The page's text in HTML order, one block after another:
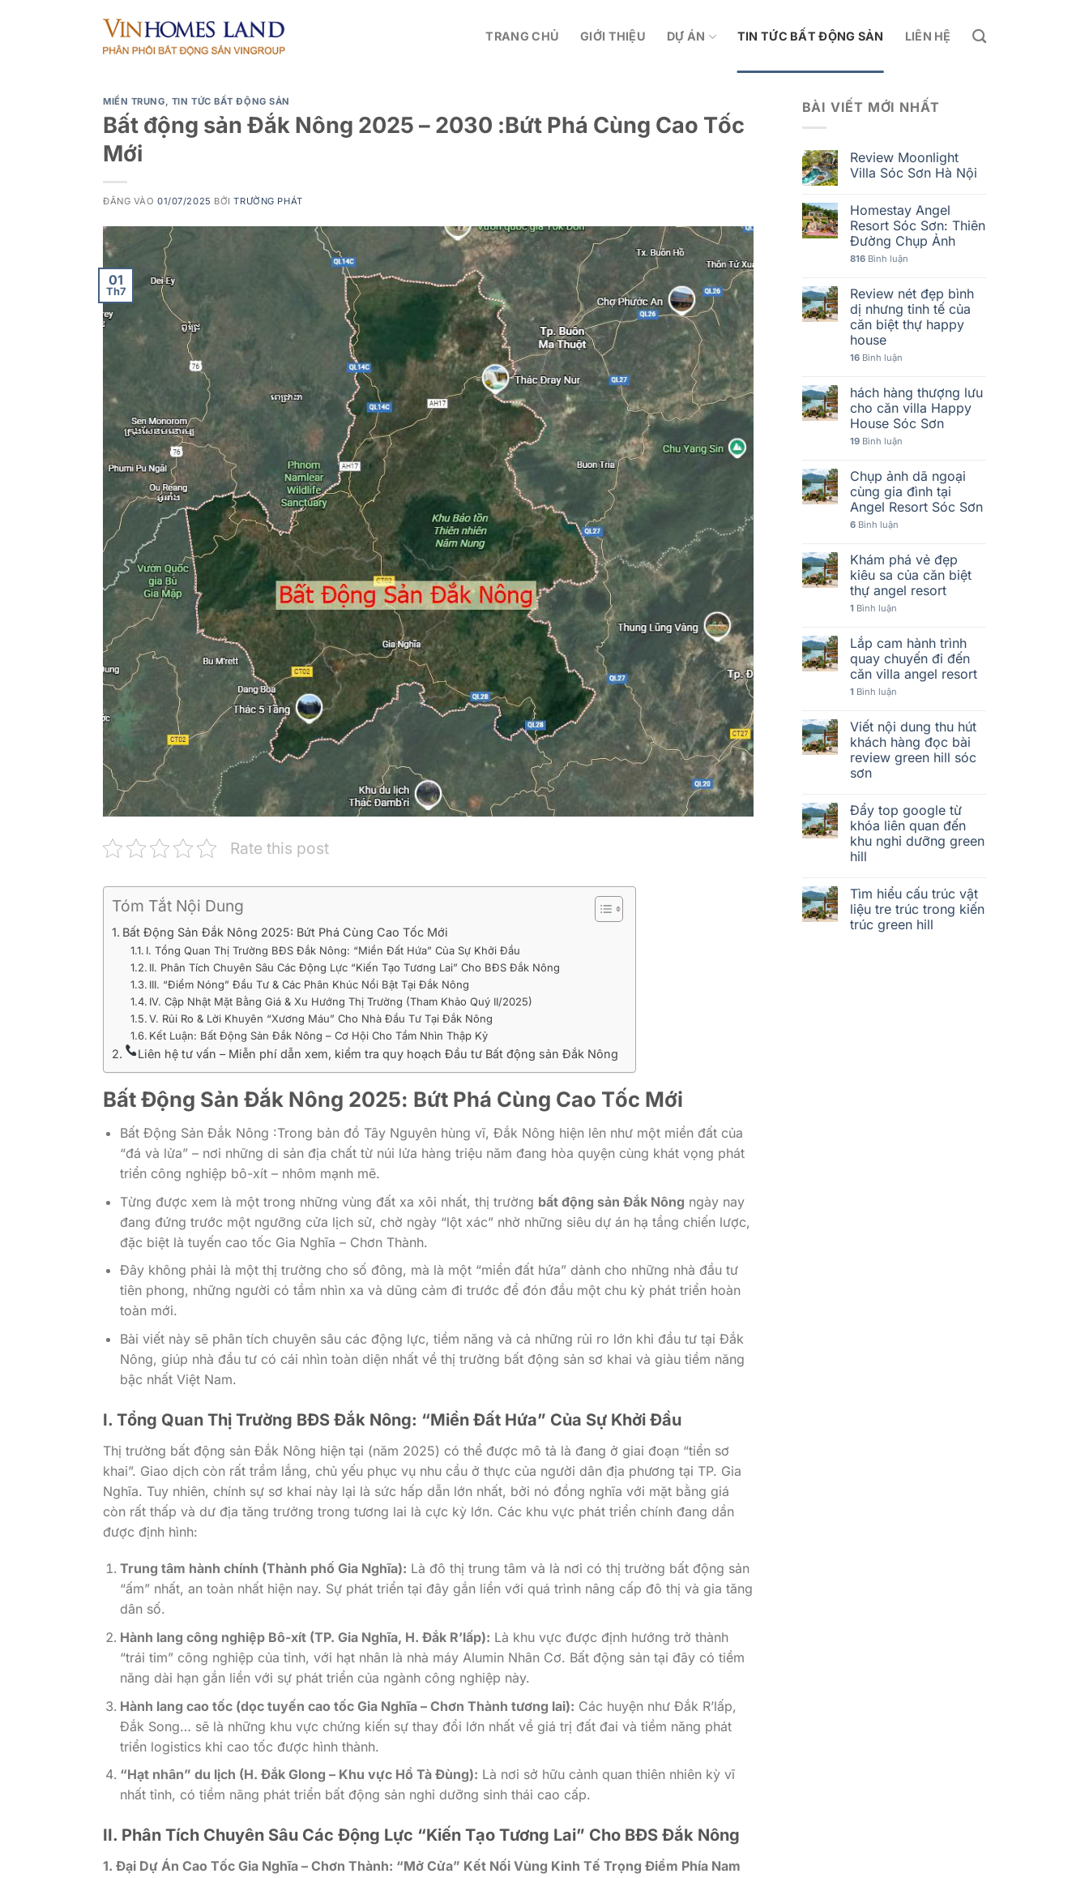
TRANG CHỦ GIỚI THIỆU DỰ ÁN TIN TỨC BẤT ĐỘNG SẢN LIÊN HỆ
MIỀN TRUNG, TIN TỨC BẤT ĐỘNG SẢN
Bất động sản Đắk Nông 2025 – 2030 :Bứt Phá Cùng Cao Tốc
Mới
ĐĂNG VÀO01/07/2025 BỞITRƯỜNG PHÁT
01
Th7
Rate this post
Tóm Tắt Nội Dung
Bất Động Sản Đắk Nông 2025: Bứt Phá Cùng Cao Tốc Mới
I. Tổng Quan Thị Trường BĐS Đắk Nông: “Miền Đất Hứa” Của Sự Khởi Đầu
II. Phân Tích Chuyên Sâu Các Động Lực “Kiến Tạo Tương Lai” Cho BĐS Đắk Nông
III. “Điểm Nóng” Đầu Tư & Các Phân Khúc Nổi Bật Tại Đắk Nông
IV. Cập Nhật Mặt Bằng Giá & Xu Hướng Thị Trường (Tham Khảo Quý II/2025)
V. Rủi Ro & Lời Khuyên “Xương Máu” Cho Nhà Đầu Tư Tại Đắk Nông
Kết Luận: Bất Động Sản Đắk Nông – Cơ Hội Cho Tầm Nhìn Thập Kỷ
Liên hệ tư vấn – Miễn phí dẫn xem, kiểm tra quy hoạch Đầu tư Bất động sản Đắk Nông
Bất Động Sản Đắk Nông 2025: Bứt Phá Cùng Cao Tốc Mới
Bất Động Sản Đắk Nông :Trong bản đồ Tây Nguyên hùng vĩ, Đắk Nông hiện lên như một miền đất của
“đá và lửa” – nơi những di sản địa chất từ núi lửa hàng triệu năm đang hòa quyện cùng khát vọng phát
triển công nghiệp bô-xít – nhôm mạnh mẽ.
Từng được xem là một trong những vùng đất xa xôi nhất, thị trường bất động sản Đắk Nông ngày nay
đang đứng trước một ngưỡng cửa lịch sử, chờ ngày “lột xác” nhờ những siêu dự án hạ tầng chiến lược,
đặc biệt là tuyến cao tốc Gia Nghĩa – Chơn Thành.
Đây không phải là một thị trường cho số đông, mà là một “miền đất hứa” dành cho những nhà đầu tư
tiên phong, những người có tầm nhìn xa và dũng cảm đi trước để đón đầu một chu kỳ phát triển hoàn
toàn mới.
Bài viết này sẽ phân tích chuyên sâu các động lực, tiềm năng và cả những rủi ro lớn khi đầu tư tại Đắk
Nông, giúp nhà đầu tư có cái nhìn toàn diện nhất về thị trường bất động sản sơ khai và giàu tiềm năng
bậc nhất Việt Nam.
I. Tổng Quan Thị Trường BĐS Đắk Nông: “Miền Đất Hứa” Của Sự Khởi Đầu
Thị trường bất động sản Đắk Nông hiện tại (năm 2025) có thể được mô tả là đang ở giai đoạn “tiền sơ
khai”. Giao dịch còn rất trầm lắng, chủ yếu phục vụ nhu cầu ở thực của người dân địa phương tại TP. Gia
Nghĩa. Tuy nhiên, chính sự sơ khai này lại là sức hấp dẫn lớn nhất, bởi nó đồng nghĩa với mặt bằng giá
còn rất thấp và dư địa tăng trưởng trong tương lai là cực kỳ lớn. Các khu vực phát triển chính đang dần
được định hình:
Trung tâm hành chính (Thành phố Gia Nghĩa): Là đô thị trung tâm và là nơi có thị trường bất động sản
“ấm” nhất, an toàn nhất hiện nay. Sự phát triển tại đây gắn liền với quá trình nâng cấp đô thị và gia tăng
dân số.
Hành lang công nghiệp Bô-xít (TP. Gia Nghĩa, H. Đắk R’lấp): Là khu vực được định hướng trở thành
“trái tim” công nghiệp của tỉnh, với hạt nhân là nhà máy Alumin Nhân Cơ. Bất động sản tại đây có tiềm
năng dài hạn gắn liền với sự phát triển của ngành công nghiệp này.
Hành lang cao tốc (dọc tuyến cao tốc Gia Nghĩa – Chơn Thành tương lai): Các huyện như Đắk R’lấp,
Đắk Song… sẽ là những khu vực chứng kiến sự thay đổi lớn nhất về giá trị đất đai và tiềm năng phát
triển logistics khi cao tốc được hình thành.
“Hạt nhân” du lịch (H. Đắk Glong – Khu vực Hồ Tà Đùng): Là nơi sở hữu cảnh quan thiên nhiên kỳ vĩ
nhất tỉnh, có tiềm năng phát triển bất động sản nghỉ dưỡng sinh thái cao cấp.
II. Phân Tích Chuyên Sâu Các Động Lực “Kiến Tạo Tương Lai” Cho BĐS Đắk Nông
1. Đại Dự Án Cao Tốc Gia Nghĩa – Chơn Thành: “Mở Cửa” Kết Nối Vùng Kinh Tế Trọng Điểm Phía Nam
BÀI VIẾT MỚI NHẤT
Review Moonlight
Villa Sóc Sơn Hà Nội
Homestay Angel
Resort Sóc Sơn: Thiên
Đường Chụp Ảnh
816Bình luận
Review nét đẹp bình
dị nhưng tinh tế của
căn biệt thự happy
house
16Bình luận
hách hàng thượng lưu
cho căn villa Happy
House Sóc Sơn
19Bình luận
Chụp ảnh dã ngoại
cùng gia đình tại
Angel Resort Sóc Sơn
6Bình luận
Khám phá vẻ đẹp
kiêu sa của căn biệt
thự angel resort
1 Bình luận
Lắp cam hành trình
quay chuyến đi đến
căn villa angel resort
1 Bình luận
Viết nội dung thu hút
khách hàng đọc bài
review green hill sóc
sơn
Đẩy top google từ
khóa liên quan đến
khu nghỉ dưỡng green
hill
Tìm hiểu cấu trúc vật
liệu tre trúc trong kiến
trúc green hill